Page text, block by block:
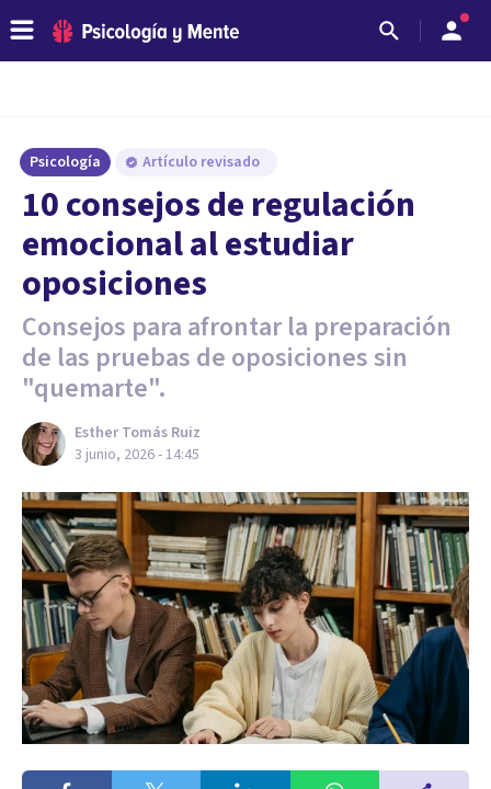
Psicología Artículo revisado
10 consejos de regulación
emocional al estudiar
oposiciones
Consejos para afrontar la preparación
de las pruebas de oposiciones sin
"quemarte".
Esther Tomás Ruiz
3 junio, 2026 - 14:45